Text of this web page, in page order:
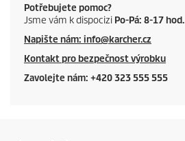
i
c
e
Potřebujete pomoc?
Jsme vám k dispocizi Po-Pá: 8-17 hod.
Napište nám: info@karcher.cz
Kontakt pro bezpečnost výrobku
Zavolejte nám: +420 323 555 555